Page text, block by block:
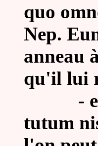
quo
Nep.
anneau
qu'il lui
-
tutum